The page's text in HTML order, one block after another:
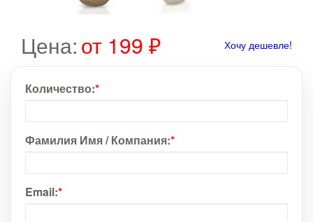
Цена:от 199 ₽ Хочу дешевле!
Количество:*
Фамилия Имя / Компания:*
Email:*